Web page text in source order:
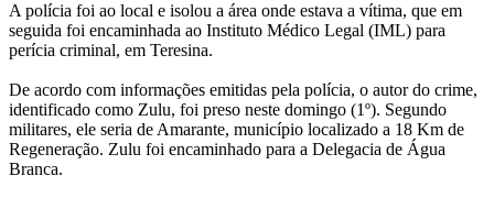
A polícia foi ao local e isolou a área onde estava a vítima, que em
seguida foi encaminhada ao Instituto Médico Legal (IML) para
perícia criminal, em Teresina.
De acordo com informações emitidas pela polícia, o autor do crime,
identificado como Zulu, foi preso neste domingo (1º). Segundo
militares, ele seria de Amarante, município localizado a 18 Km de
Regeneração. Zulu foi encaminhado para a Delegacia de Água
Branca.